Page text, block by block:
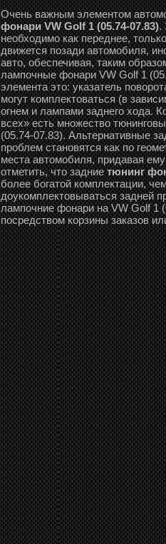
Очень важным элементом
фонари VW Golf 1 (05.74-07.83).
необходимо как переднее,
движется позади автомобиля,
авто, обеспечивая, таким
лампочные фонари VW Golf 1
элемента это: указатель
могут комплектоваться (в
огнем и лампами заднего хода.
всех» есть множество
(05.74-07.83). Альтернативные
проблем становятся как по
места автомобиля, придавая
отметить, что задниетюнинг
более богатой комплектации,
доукомплектовываться задней
лампочние фонари на VW Golf 1
посредством корзины заказов